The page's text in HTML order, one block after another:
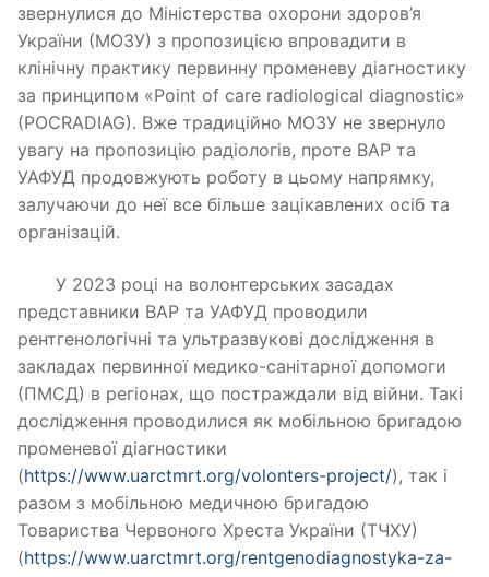
звернулися до Міністерства охорони здоров’я
України (МОЗУ) з пропозицією впровадити в
клінічну практику первинну променеву діагностику
за принципом «Point of care radiological diagnostic»
(POCRADIAG). Вже традиційно МОЗУ не звернуло
увагу на пропозицію радіологів, проте ВАР та
УАФУД продовжують роботу в цьому напрямку,
залучаючи до неї все більше зацікавлених осіб та
організацій.
У 2023 році на волонтерських засадах
представники ВАР та УАФУД проводили
рентгенологічні та ультразвукові дослідження в
закладах первинної медико-санітарної допомоги
(ПМСД) в регіонах, що постраждали від війни. Такі
дослідження проводилися як мобільною бригадою
променевої діагностики
(https://www.uarctmrt.org/volonters-project/), так і
разом з мобільною медичною бригадою
Товариства Червоного Хреста України (ТЧХУ)
(https://www.uarctmrt.org/rentgenodiagnostyka-za-